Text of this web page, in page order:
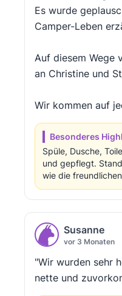
Es wurde
Camper-Leben
Auf diesem Wege
an Christine und
Wir kommen auf
Besonderes
Spüle, Dusche,
und gepflegt.
wie die
Susanne
vor 3 Monaten
"Wir wurden sehr
nette und